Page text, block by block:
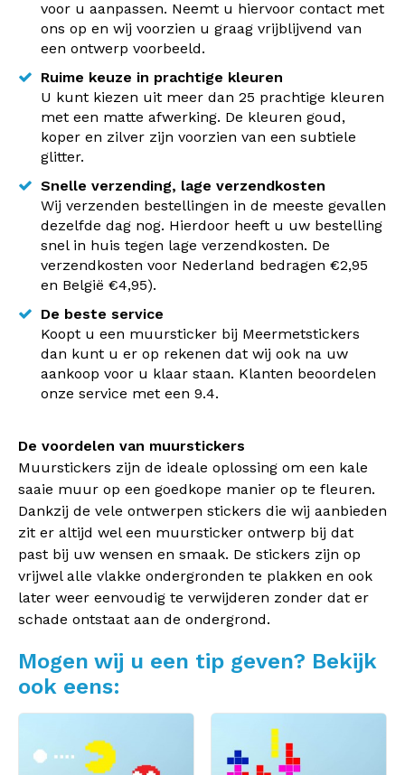
voor u aanpassen. Neemt u hiervoor contact met
ons op en wij voorzien u graag vrijblijvend van
een ontwerp voorbeeld.
Ruime keuze in prachtige kleuren
U kunt kiezen uit meer dan 25 prachtige kleuren
met een matte afwerking. De kleuren goud,
koper en zilver zijn voorzien van een subtiele
glitter.
Snelle verzending, lage verzendkosten
Wij verzenden bestellingen in de meeste gevallen
dezelfde dag nog. Hierdoor heeft u uw bestelling
snel in huis tegen lage verzendkosten. De
verzendkosten voor Nederland bedragen €2,95
en België €4,95).
De beste service
Koopt u een muursticker bij Meermetstickers
dan kunt u er op rekenen dat wij ook na uw
aankoop voor u klaar staan. Klanten beoordelen
onze service met een 9.4.
De voordelen van muurstickers
Muurstickers zijn de ideale oplossing om een kale
saaie muur op een goedkope manier op te fleuren.
Dankzij de vele ontwerpen stickers die wij aanbieden
zit er altijd wel een muursticker ontwerp bij dat
past bij uw wensen en smaak. De stickers zijn op
vrijwel alle vlakke ondergronden te plakken en ook
later weer eenvoudig te verwijderen zonder dat er
schade ontstaat aan de ondergrond.
Mogen wij u een tip geven? Bekijk
ook eens: